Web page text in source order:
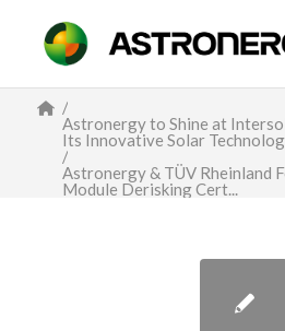
/
Astronergy to Shine at
Its Innovative Solar
/
Astronergy & TÜV Rheinland
Module Derisking Cert...